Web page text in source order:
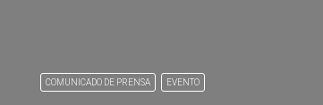
COMUNICADO DE PRENSA EVENTO